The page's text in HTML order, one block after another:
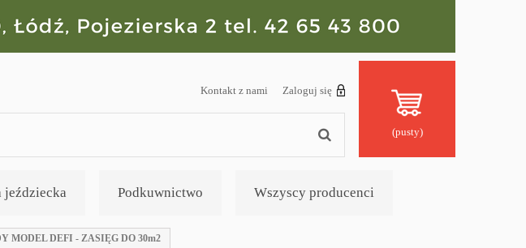
Zaloguj się
Kontakt z nami
(pusty)
jeździecka Podkuwnictwo Wszyscy producenci
MODEL DEFI - ZASIĘG DO 30m2